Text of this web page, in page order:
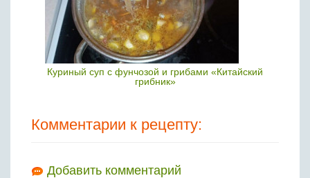
Куриный суп с фунчозой и грибами «Китайский
грибник»
Комментарии к рецепту:
Добавить комментарий